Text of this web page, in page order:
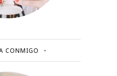
CONMIGO